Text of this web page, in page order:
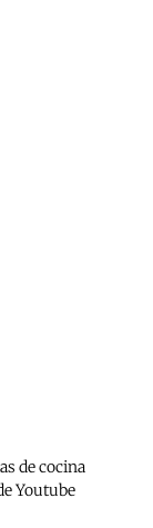
de cocina
Youtube